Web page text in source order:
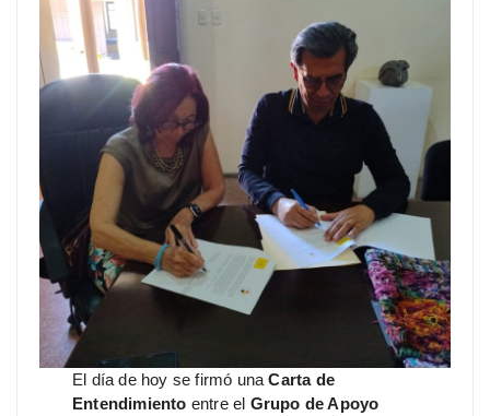
El día de hoy se firmó unaCarta de
Entendimiento entre el Grupo de Apoyo